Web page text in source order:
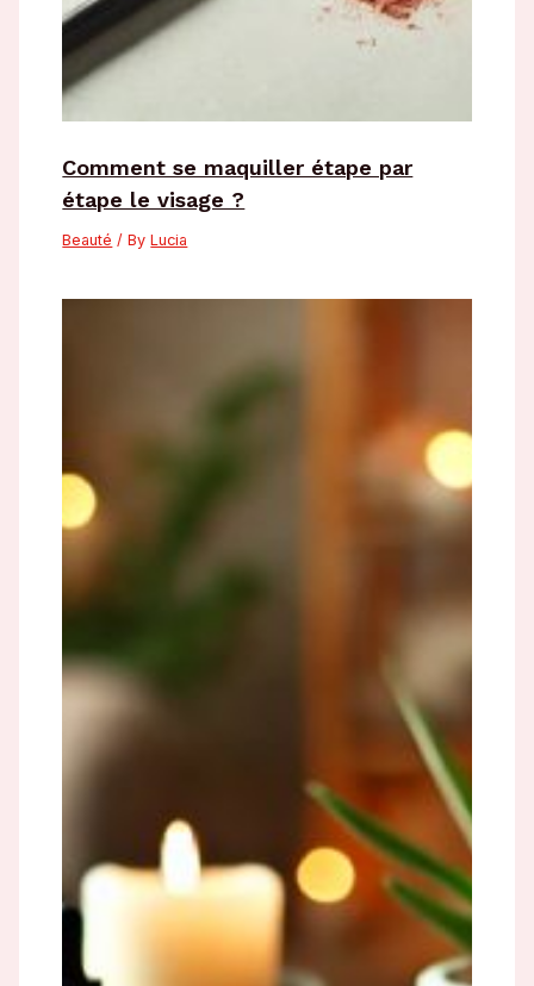
Comment se maquiller étape par
étape le visage ?
Beauté / ByLucia